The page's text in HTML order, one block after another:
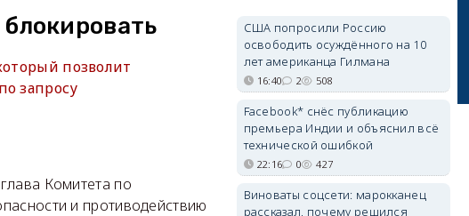
позволит
запросу
Комитета по
и противодействию
США попросили Россию
освободить осуждённого на 10
лет американца Гилмана
16:40 2 508
Facebook* снёс публикацию
премьера Индии и объяснил всё
технической ошибкой
22:16 0 427
Виноваты соцсети: марокканец
рассказал, почему решился